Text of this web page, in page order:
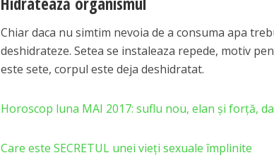
Chiar daca nu simtim nevoia de a consuma apa
deshidrateze. Setea se instaleaza repede, motiv
este sete, corpul este deja deshidratat.
Horoscop luna MAI 2017: suflu nou, elan și forță,
Care este SECRETUL unei vieți sexuale împlinite